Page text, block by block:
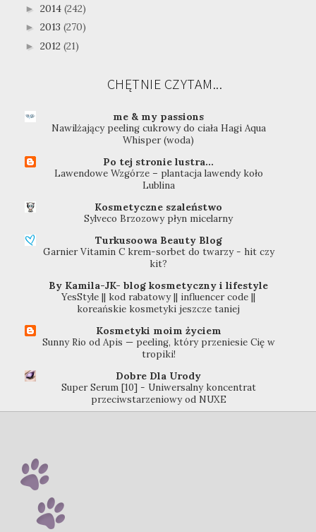
► 2014 (242)
► 2013 (270)
► 2012 (21)
CHĘTNIE CZYTAM...
me & my passions
Nawilżający peeling cukrowy do ciała Hagi Aqua
Whisper (woda)
Po tej stronie lustra...
Lawendowe Wzgórze – plantacja lawendy koło
Lublina
Kosmetyczne szaleństwo
Sylveco Brzozowy płyn micelarny
Turkusoowa Beauty Blog
Garnier Vitamin C krem-sorbet do twarzy - hit czy
kit?
By Kamila-JK- blog kosmetyczny i lifestyle
YesStyle || kod rabatowy || influencer code ||
koreańskie kosmetyki jeszcze taniej
Kosmetyki moim życiem
Sunny Rio od Apis — peeling, który przeniesie Cię w
tropiki!
Dobre Dla Urody
Super Serum [10] - Uniwersalny koncentrat
przeciwstarzeniowy od NUXE